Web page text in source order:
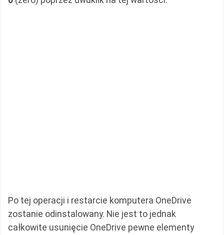
Po tej operacji i restarcie komputera OneDrive
zostanie odinstalowany. Nie jest to jednak
całkowite usunięcie OneDrive pewne elementy